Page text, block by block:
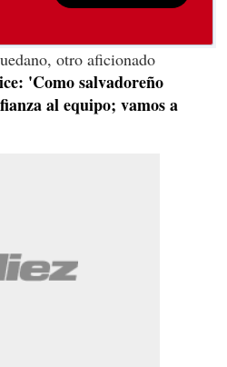
otro aficionado
'Como salvadoreño
al equipo; vamos a